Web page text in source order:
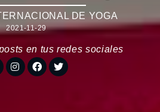
DE YOGA
2021-11-29
en tus redes sociales